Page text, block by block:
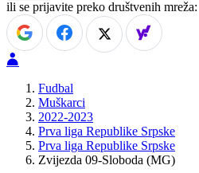
ili se prijavite preko društvenih mreža:
Fudbal
Muškarci
2022-2023
Prva liga Republike Srpske
Prva liga Republike Srpske
Zvijezda 09-Sloboda (MG)